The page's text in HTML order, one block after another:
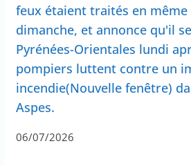
feux étaient traités en même
dimanche, et annonce qu'il
Pyrénées-Orientales lundi
pompiers luttent contre un
incendie(Nouvelle fenêtre)
Aspes.
06/07/2026